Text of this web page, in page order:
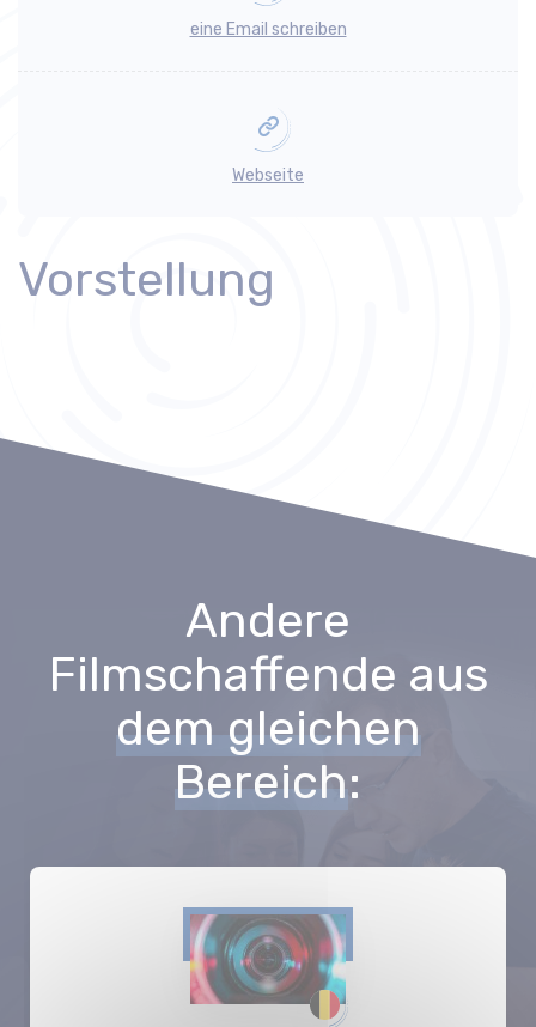
eine Email schreiben
Webseite
Vorstellung
Andere
Filmschaffende aus
dem gleichen
Bereich: